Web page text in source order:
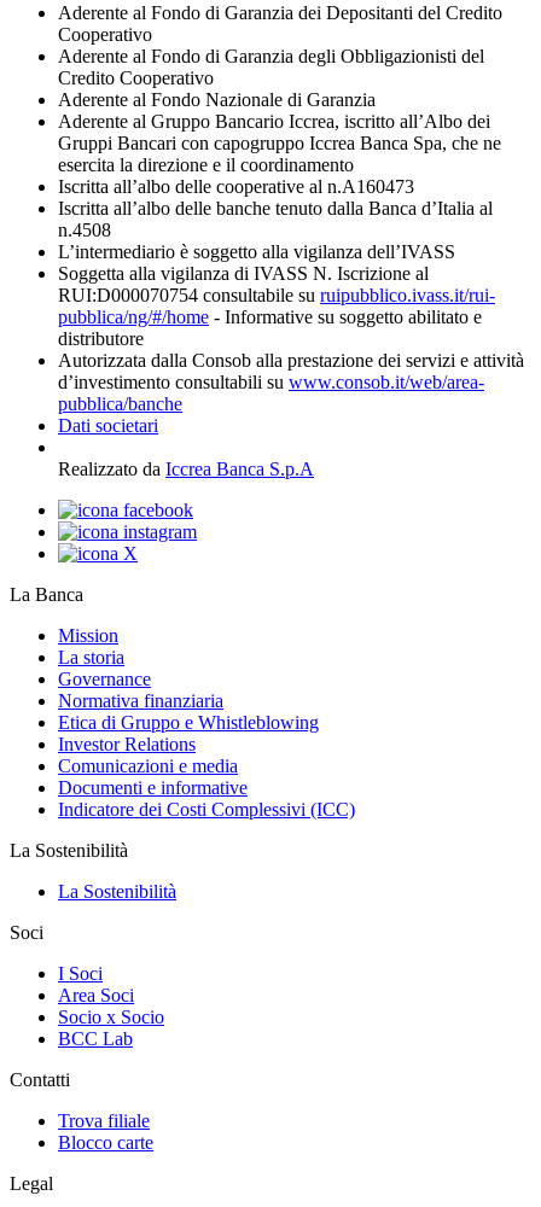
Aderente al Fondo di Garanzia dei Depositanti del Credito
Cooperativo
Aderente al Fondo di Garanzia degli Obbligazionisti del
Credito Cooperativo
Aderente al Fondo Nazionale di Garanzia
Aderente al Gruppo Bancario Iccrea, iscritto all’Albo dei
Gruppi Bancari con capogruppo Iccrea Banca Spa, che ne
esercita la direzione e il coordinamento
Iscritta all’albo delle cooperative al n.A160473
Iscritta all’albo delle banche tenuto dalla Banca d’Italia al
n.4508
L’intermediario è soggetto alla vigilanza dell’IVASS
Soggetta alla vigilanza di IVASS N. Iscrizione al
RUI:D000070754 consultabile su ruipubblico.ivass.it/rui-
pubblica/ng/#/home - Informative su soggetto abilitato e
distributore
Autorizzata dalla Consob alla prestazione dei servizi e attività
d’investimento consultabili su www.consob.it/web/area-
pubblica/banche
Dati societari
Realizzato da Iccrea Banca S.p.A
La Banca
Mission
La storia
Governance
Normativa finanziaria
Etica di Gruppo e Whistleblowing
Investor Relations
Comunicazioni e media
Documenti e informative
Indicatore dei Costi Complessivi (ICC)
La Sostenibilità
La Sostenibilità
Soci
I Soci
Area Soci
Socio x Socio
BCC Lab
Contatti
Trova filiale
Blocco carte
Legal